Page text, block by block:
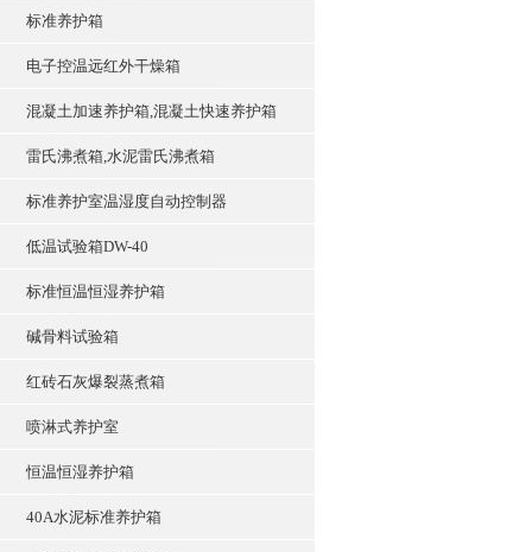
标准养护箱
电子控温远红外干燥箱
混凝土加速养护箱,混凝土快速养护箱
雷氏沸煮箱,水泥雷氏沸煮箱
标准养护室温湿度自动控制器
低温试验箱DW-40
标准恒温恒湿养护箱
碱骨料试验箱
红砖石灰爆裂蒸煮箱
喷淋式养护室
恒温恒湿养护箱
40A水泥标准养护箱